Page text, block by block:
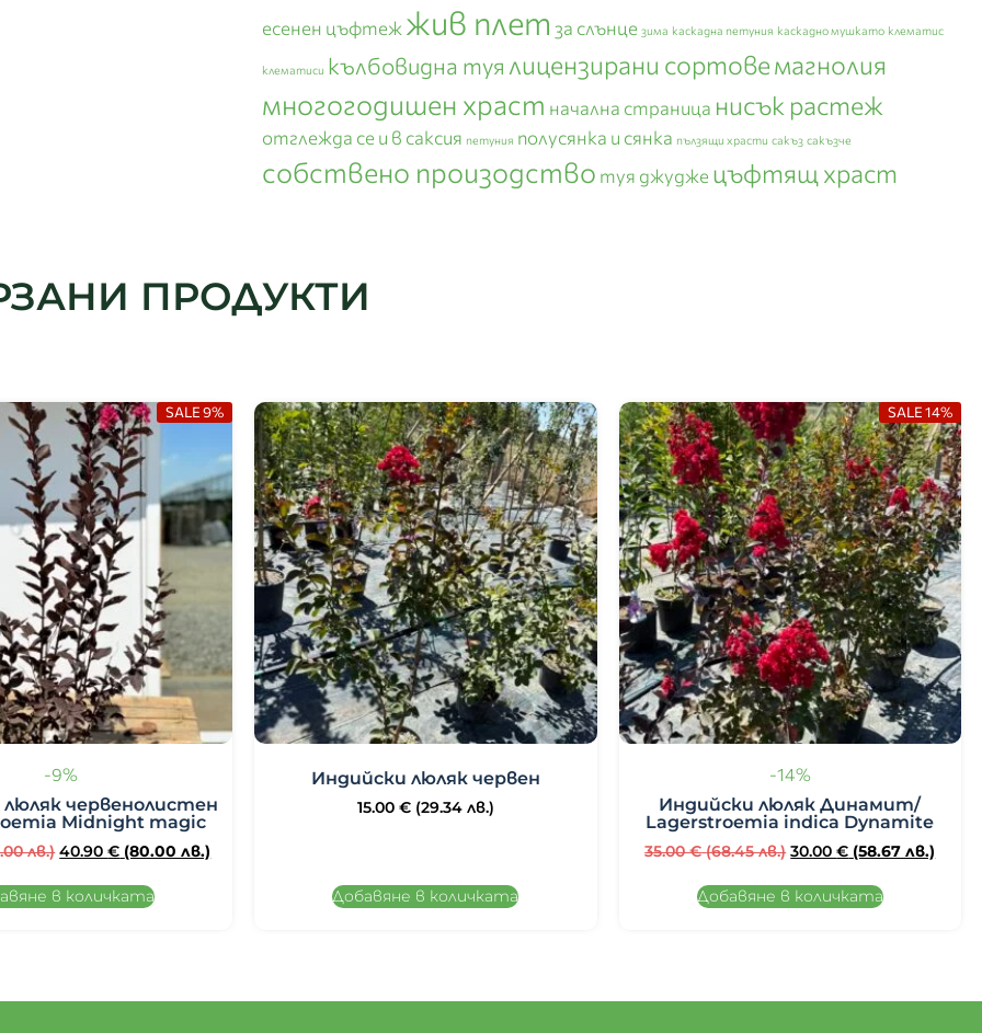
есенен цъфтеж жив плет за слънце зима каскадна петуния каскадно мушкато клематис
клематиси кълбовидна туя лицензирани сортовемагнолия
многогодишен храст начална страница нисък растеж
отглежда се и в саксия петуния полусянка и сянка пълзящи храсти сакъз сакъзче
собствено произодство туя джудже цъфтящ храст
ПРОДУКТИ
-9%
червенолистен
Midnight magic
SALE 9%
лв.) 40.90€ (80.00 лв.)
в количката
Индийски люляк червен
15.00 € (29.34 лв.)
Добавяне в количката
-14%
Индийски люляк Динамит/
Lagerstroemia indica Dynamite
SALE 14%
35.00€ (68.45 лв.) 30.00€ (58.67 лв.)
Добавяне в количката